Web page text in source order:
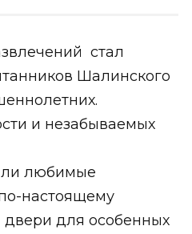
стал
Шалинского
и незабываемых
любимые
настоящему
двери для особенных